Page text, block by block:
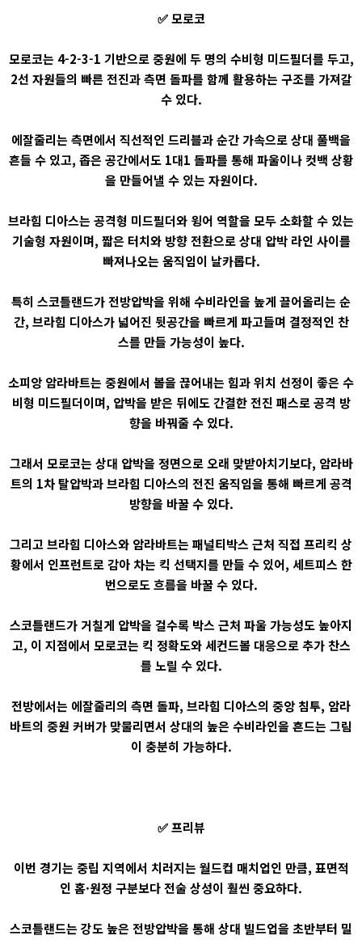
✅ 모로코
모로코는 4-2-3-1 기반으로 중원에 두 명의 수비형 미드필더를 두고,
2선 자원들의 빠른 전진과 측면 돌파를 함께 활용하는 구조를 가져갈
수 있다.
에잘줄리는 측면에서 직선적인 드리블과 순간 가속으로 상대 풀백을
흔들 수 있고, 좁은 공간에서도 1대1 돌파를 통해 파울이나 컷백 상황
을 만들어낼 수 있는 자원이다.
브라힘 디아스는 공격형 미드필더와 윙어 역할을 모두 소화할 수 있는
기술형 자원이며, 짧은 터치와 방향 전환으로 상대 압박 라인 사이를
빠져나오는 움직임이 날카롭다.
특히 스코틀랜드가 전방압박을 위해 수비라인을 높게 끌어올리는 순
간, 브라힘 디아스가 넓어진 뒷공간을 빠르게 파고들며 결정적인 찬
스를 만들 가능성이 높다.
소피앙 암라바트는 중원에서 볼을 끊어내는 힘과 위치 선정이 좋은 수
비형 미드필더이며, 압박을 받은 뒤에도 간결한 전진 패스로 공격 방
향을 바꿔줄 수 있다.
그래서 모로코는 상대 압박을 정면으로 오래 맞받아치기보다, 암라바
트의 1차 탈압박과 브라힘 디아스의 전진 움직임을 통해 빠르게 공격
방향을 바꿀 수 있다.
그리고 브라힘 디아스와 암라바트는 패널티박스 근처 직접 프리킥 상
황에서 인프런트로 감아 차는 킥 선택지를 만들 수 있어, 세트피스 한
번으로도 흐름을 바꿀 수 있다.
스코틀랜드가 거칠게 압박을 걸수록 박스 근처 파울 가능성도 높아지
고, 이 지점에서 모로코는 킥 정확도와 세컨드볼 대응으로 추가 찬스
를 노릴 수 있다.
전방에서는 에잘줄리의 측면 돌파, 브라힘 디아스의 중앙 침투, 암라
바트의 중원 커버가 맞물리면서 상대의 높은 수비라인을 흔드는 그림
이 충분히 가능하다.
✅ 프리뷰
이번 경기는 중립 지역에서 치러지는 월드컵 매치업인 만큼, 표면적
인 홈·원정 구분보다 전술 상성이 훨씬 중요하다.
스코틀랜드는 강도 높은 전방압박을 통해 상대 빌드업을 초반부터 밀